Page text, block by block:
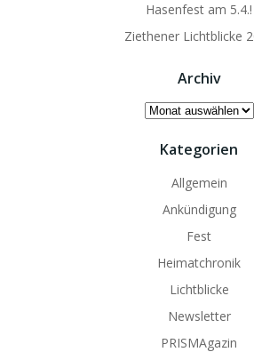
Hasenfest am 5.4.!
Ziethener Lichtblicke
Archiv
Archiv
Kategorien
Allgemein
Ankündigung
Fest
Heimatchronik
Lichtblicke
Newsletter
PRISMAgazin